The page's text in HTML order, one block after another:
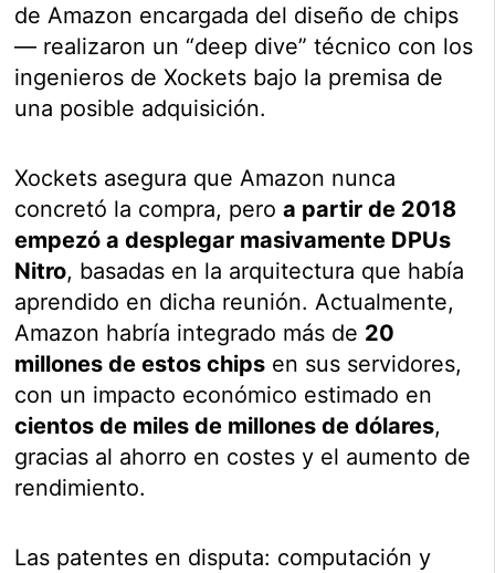
de Amazon encargada del diseño de chips
— realizaron un “deep dive” técnico con los
ingenieros de Xockets bajo la premisa de
una posible adquisición.
Xockets asegura que Amazon nunca
concretó la compra, peroa partir de 2018
empezó a desplegar masivamente DPUs
Nitro, basadas en la arquitectura que había
aprendido en dicha reunión. Actualmente,
Amazon habría integrado más de 20
millones de estos chips en sus servidores,
con un impacto económico estimado en
cientos de miles de millones de dólares,
gracias al ahorro en costes y el aumento de
rendimiento.
Las patentes en disputa: computación y